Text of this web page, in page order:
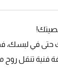
في لبسك،